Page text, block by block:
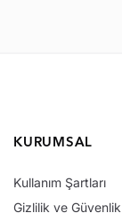
KURUMSAL
Kullanım Şartları
Gizlilik ve Güvenlik